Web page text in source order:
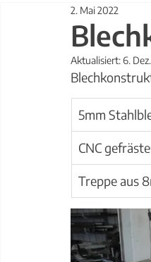
2. Mai 2022
Aktualisiert: 6.
5mm
​CNC
Treppe aus